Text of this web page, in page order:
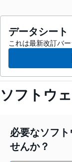
データシート
これは最新改訂バ
ソフトウ
必要なソフ
せんか？